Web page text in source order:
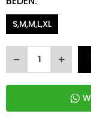
S,M,M,L,XL